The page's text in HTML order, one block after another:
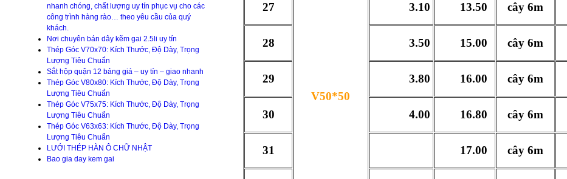
V50*50
27 3.10 13.50 cây 6m
28 3.50 15.00 cây 6m
29 3.80 16.00 cây 6m
30 4.00 16.80 cây 6m
31 17.00 cây 6m
nhanh chóng, chất lượng uy tín phục vụ cho các
công trình hàng rào… theo yêu cầu của quý
khách.
Nơi chuyên bán dây kẽm gai 2.5li uy tín
Thép Góc V70x70: Kích Thước, Độ Dày, Trọng
Lượng Tiêu Chuẩn
Sắt hộp quận 12 bảng giá – uy tín – giao nhanh
Thép Góc V80x80: Kích Thước, Độ Dày, Trọng
Lượng Tiêu Chuẩn
Thép Góc V75x75: Kích Thước, Độ Dày, Trọng
Lượng Tiêu Chuẩn
Thép Góc V63x63: Kích Thước, Độ Dày, Trọng
Lượng Tiêu Chuẩn
LƯỚI THÉP HÀN Ô CHỮ NHẬT
Bao gia day kem gai